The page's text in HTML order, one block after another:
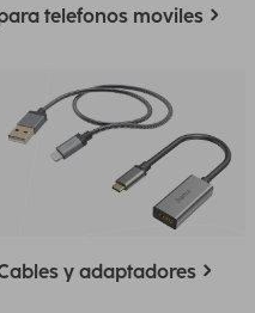
telefonos moviles
y adaptadores